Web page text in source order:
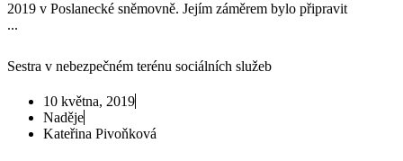
2019 v Poslanecké sněmovně. Jejím záměrem bylo připravit
...
Sestra v nebezpečném terénu sociálních služeb
10 května, 2019
Naděje
Kateřina Pivoňková